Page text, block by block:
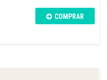
COMPRAR